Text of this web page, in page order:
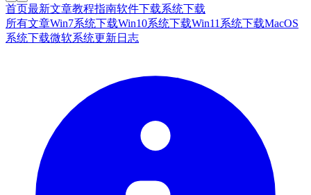
首页最新文章教程指南软件下载系统下载
所有文章Win7系统下载Win10系统下载Win11系统下载MacOS
系统下载微软系统更新日志